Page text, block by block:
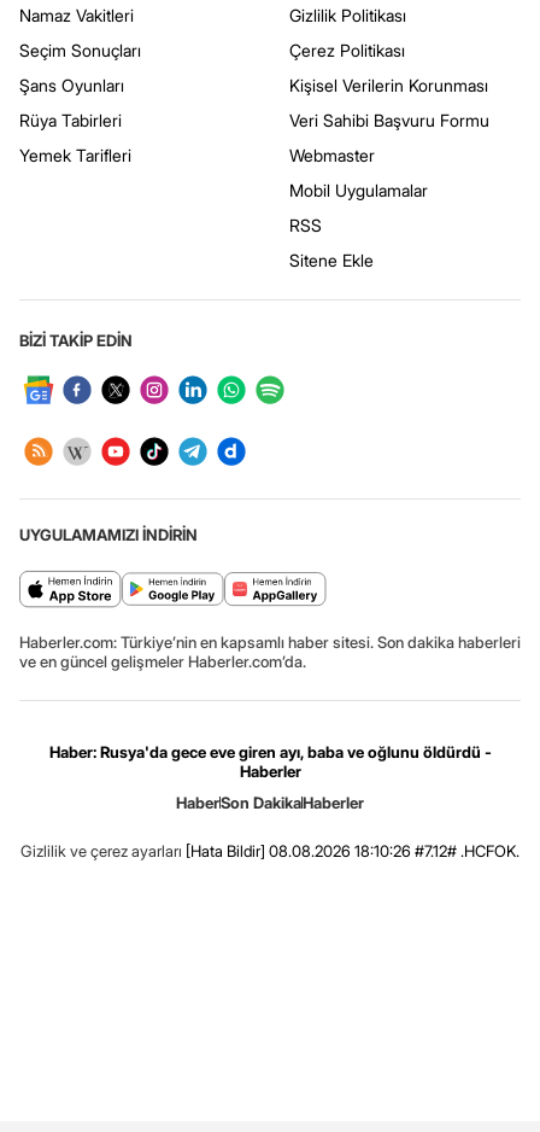
Namaz Vakitleri
Seçim Sonuçları
Şans Oyunları
Rüya Tabirleri
Yemek Tarifleri
Gizlilik Politikası
Çerez Politikası
Kişisel Verilerin Korunması
Veri Sahibi Başvuru Formu
Webmaster
Mobil Uygulamalar
RSS
Sitene Ekle
BİZİ TAKİP EDİN
UYGULAMAMIZI İNDİRİN
Haberler.com: Türkiye’nin en kapsamlı haber sitesi. Son dakika haberleri
ve en güncel gelişmeler Haberler.com’da.
Haber: Rusya'da gece eve giren ayı, baba ve oğlunu öldürdü -
Haberler
HaberSon DakikaHaberler
Gizlilik ve çerez ayarları [Hata Bildir] 08.08.2026 18:10:26 #7.12# .HCFOK.